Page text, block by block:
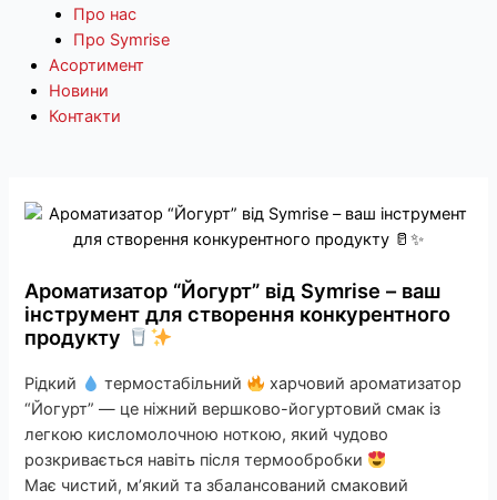
Про нас
Про Symrise
Асортимент
Новини
Контакти
вмісту
Ароматизатор “Йогурт” від Symrise – ваш
інструмент для створення конкурентного
продукту
Рідкий термостабільний
харчовий ароматизатор
“Йогурт” — це ніжний вершково-йогуртовий смак із
легкою кисломолочною ноткою, який чудово
розкривається навіть після термообробки
Має чистий, м’який та збалансований смаковий